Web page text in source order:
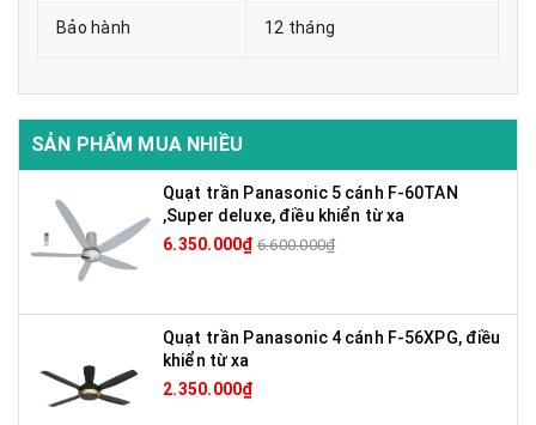
Bảo hành 12 tháng
SẢN PHẨM MUA NHIỀU
Quạt trần Panasonic 5 cánh F-60TAN
,Super deluxe, điều khiển từ xa
6.350.000₫ 6.600.000₫
Quạt trần Panasonic 4 cánh F-56XPG, điều
khiển từ xa
2.350.000₫